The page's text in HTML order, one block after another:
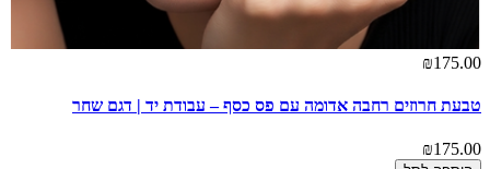
₪175.00
טבעת חרוזים רחבה אדומה עם פס כסף – עבודת יד | דגם שחר
₪175.00